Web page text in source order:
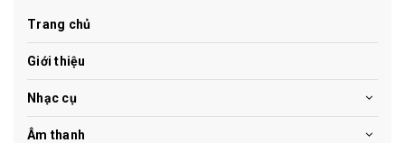
Trang chủ
Giới thiệu
Nhạc cụ
Âm thanh